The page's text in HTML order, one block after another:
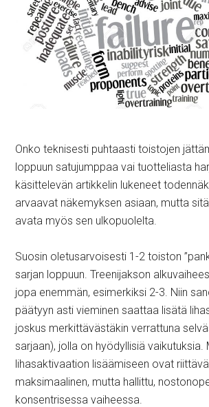
Onko teknisesti puhtaasti toistojen
loppuun satujumppaa vai tuotteliasta
käsittelevän artikkelin lukeneet
arvaavat näkemyksen asiaan, mutta
avata myös sen ulkopuolelta.
Suosin oletusarvoisesti 1-2 toiston
sarjan loppuun. Treenijakson
jopa enemmän, esimerkiksi 2-3. Niin
päätyyn asti vieminen saattaa lisätä
joskus merkittävästäkin verrattuna
sarjaan), jolla on hyödyllisiä vaikutuksia.
lihasaktivaation lisäämiseen ovat
maksimaalinen, mutta hallittu,
konsentrisessa vaiheessa.